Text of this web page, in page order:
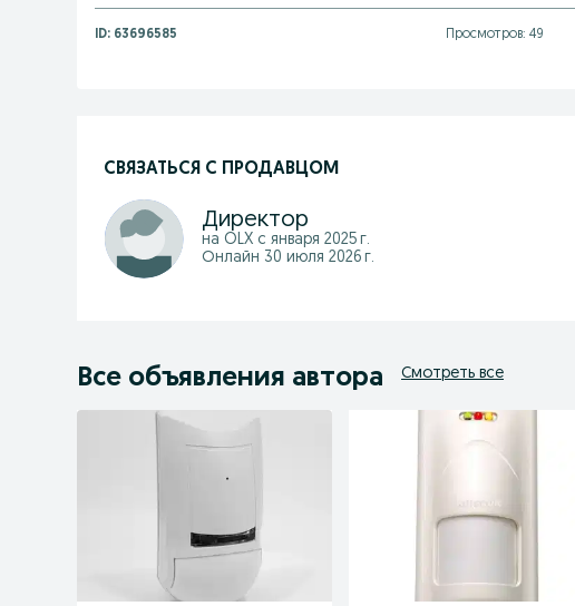
ID: 63696585 Просмотров: 49
СВЯЗАТЬСЯ С ПРОДАВЦОМ
Директор
на OLX с января 2025 г.
Онлайн 30 июля 2026 г.
Все объявления автора Смотреть все